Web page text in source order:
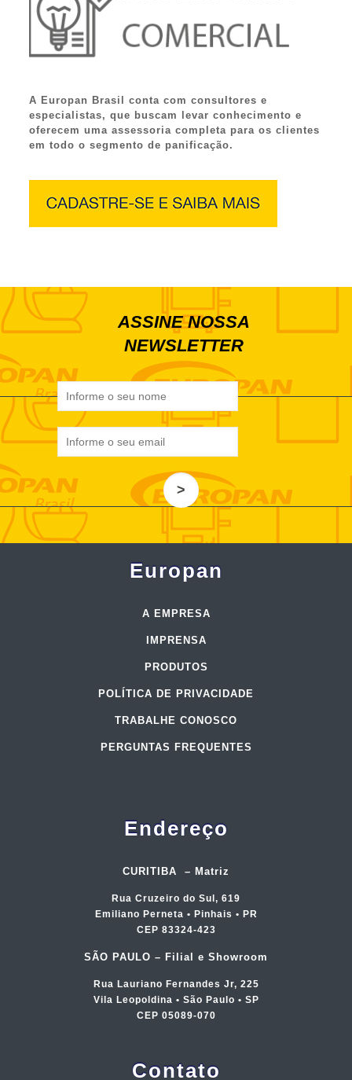
A Europan Brasil conta com consultores e
especialistas, que buscam levar conhecimento e
oferecem uma assessoria completa para os clientes
em todo o segmento de panificação.
ASSINE NOSSA
NEWSLETTER
>
Europan
A EMPRESA
IMPRENSA
PRODUTOS
POLÍTICA DE PRIVACIDADE
TRABALHE CONOSCO
PERGUNTAS FREQUENTES
Endereço
CURITIBA – Matriz
Rua Cruzeiro do Sul, 619
Emiliano Perneta • Pinhais • PR
CEP 83324-423
SÃO PAULO – Filial e Showroom
Rua Lauriano Fernandes Jr, 225
Vila Leopoldina • São Paulo • SP
CEP 05089-070
Contato